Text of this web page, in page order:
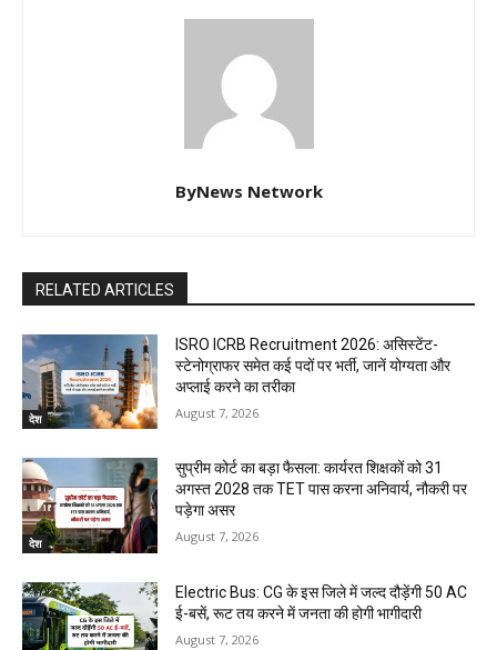
ByNews Network
RELATED ARTICLES
देश
ISRO ICRB Recruitment 2026: असिस्टेंट-
स्टेनोग्राफर समेत कई पदों पर भर्ती, जानें योग्यता और
अप्लाई करने का तरीका
August 7, 2026
देश
सुप्रीम कोर्ट का बड़ा फैसला: कार्यरत शिक्षकों को 31
अगस्त 2028 तक TET पास करना अनिवार्य, नौकरी पर
पड़ेगा असर
August 7, 2026
Electric Bus: CG के इस जिले में जल्द दौड़ेंगी 50 AC
ई-बसें, रूट तय करने में जनता की होगी भागीदारी
August 7, 2026